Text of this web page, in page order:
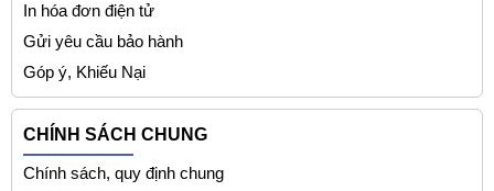
In hóa đơn điện tử
Gửi yêu cầu bảo hành
Góp ý, Khiếu Nại
CHÍNH SÁCH CHUNG
Chính sách, quy định chung